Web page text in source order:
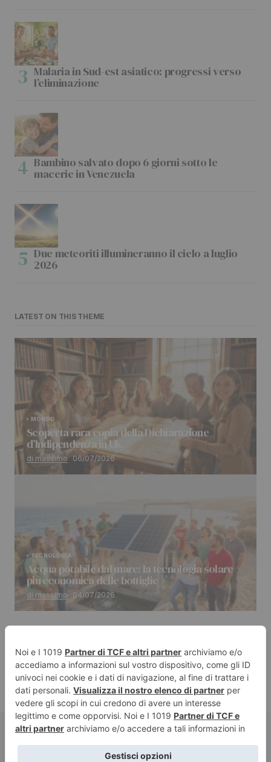
Malaria in Sud-est asiatico: progressi verso
l’eliminazione
Bambino salvato dopo 6 giorni sotto le
macerie in Venezuela
Due meteoriti illumineranno il cielo a luglio
2026
LATEST ON THIS THEME
MONDO
Scoperta rara copia della Dichiarazione
d’Indipendenza in UK
di massimo 06/07/2026
TECNOLOGIA
Acqua potabile dal mare: la tecnologia solare
più economica delle bottiglie
di massimo 04/07/2026